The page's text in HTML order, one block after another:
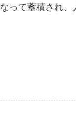
って蓄積され、